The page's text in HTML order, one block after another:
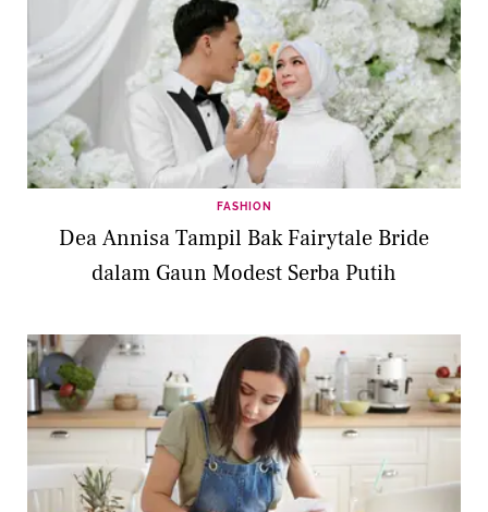
FASHION
Dea Annisa Tampil Bak Fairytale Bride
dalam Gaun Modest Serba Putih